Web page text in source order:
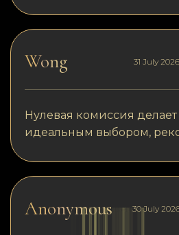
Wong 31 July
Нулевая комиссия делает
идеальным выбором,
Anonymous 30 July